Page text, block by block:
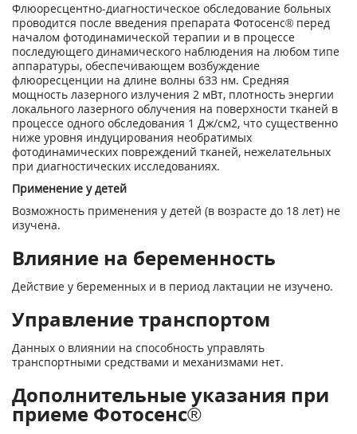
Флюоресцентно-диагностическое обследование больных
проводится после введения препарата Фотосенс® перед
началом фотодинамической терапии и в процессе
последующего динамического наблюдения на любом типе
аппаратуры, обеспечивающем возбуждение
флюоресценции на длине волны 633 нм. Средняя
мощность лазерного излучения 2 мВт, плотность энергии
локального лазерного облучения на поверхности тканей в
процессе одного обследования 1 Дж/см2, что существенно
ниже уровня индуцирования необратимых
фотодинамических повреждений тканей, нежелательных
при диагностических исследованиях.
Применение у детей
Возможность применения у детей (в возрасте до 18 лет) не
изучена.
Влияние на беременность
Действие у беременных и в период лактации не изучено.
Управление транспортом
Данных о влиянии на способность управлять
транспортными средствами и механизмами нет.
Дополнительные указания при
приеме Фотосенс®